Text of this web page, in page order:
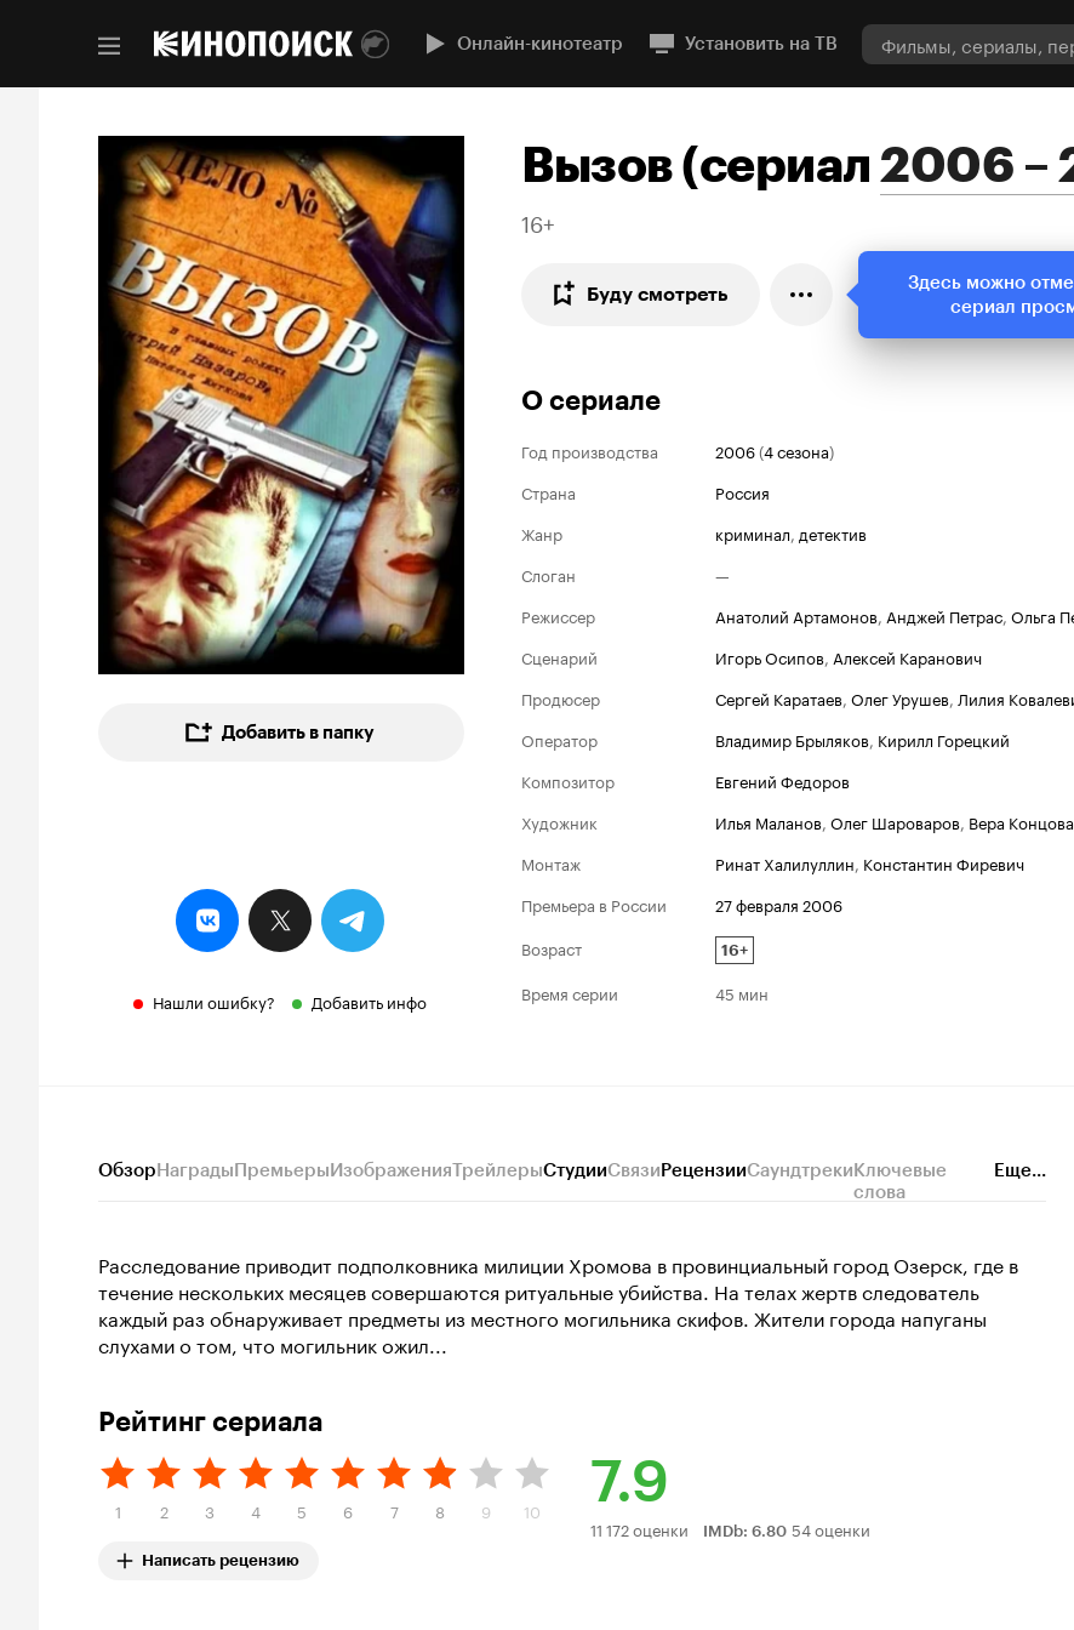
Онлайн-кинотеатр Установить на ТВ
Добавить в папку
Нашли ошибку? Добавить инфо
Вызов(сериал2006 –
16+
Буду смотреть
О сериале
Год производства 2006(4 сезона)
Страна
Россия
Жанр
криминал, детектив
Слоган
—
Режиссер
Анатолий Артамонов, Анджей Петрас, Ольга
Сценарий
Игорь Осипов, Алексей Каранович
Продюсер
Сергей Каратаев, Олег Урушев, Лилия
Оператор
Владимир Брыляков, Кирилл Горецкий
Композитор
Евгений Федоров
Художник
Илья Маланов, Олег Шароваров, Вера Концова
Монтаж
Ринат Халилуллин, Константин Фиревич
Премьера в России
27 февраля 2006
Возраст
16+
Время серии 45 мин
ОбзорНаградыПремьерыИзображенияТрейлерыСтудииСвязиРецензииСаундтрекиКлючевые
слова
Еще...
Расследование приводит подполковника милиции Хромова в провинциальный город Озерск, где в
течение нескольких месяцев совершаются ритуальные убийства. На телах жертв следователь
каждый раз обнаруживает предметы из местного могильника скифов. Жители города напуганы
слухами о том, что могильник ожил...
Рейтинг сериала
1 2 3 4 5 6 7 8 9 10
Написать рецензию
7.9
Рейтинг
11 172 оценки IMDb: 6.80 54 оценки
Здесь можно
сериал